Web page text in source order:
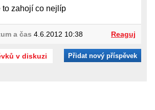
to zahojí co nejlíp
a čas 4.6.2012 10:38 Reaguj
v diskuzi Přidat nový příspěvek